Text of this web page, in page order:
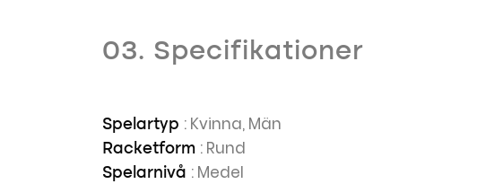
03. Specifikationer
Spelartyp : Kvinna, Män
Racketform : Rund
Spelarnivå : Medel